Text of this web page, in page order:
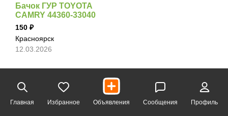
Бачок ГУР TOYOTA
CAMRY 44360-33040
150
Красноярск
12.03.2026
Главная Избранное Объявления Сообщения Профиль